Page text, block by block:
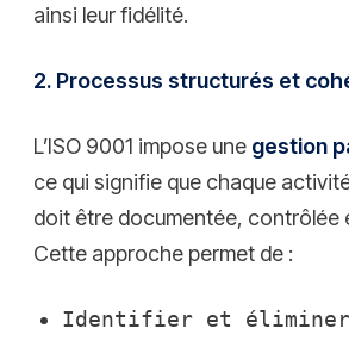
ainsi leur fidélité.
2. Processus structurés et
L’ISO 9001 impose une gestion
ce qui signifie que chaque
doit être documentée, contrôlée
Cette approche permet de :
Identifier et